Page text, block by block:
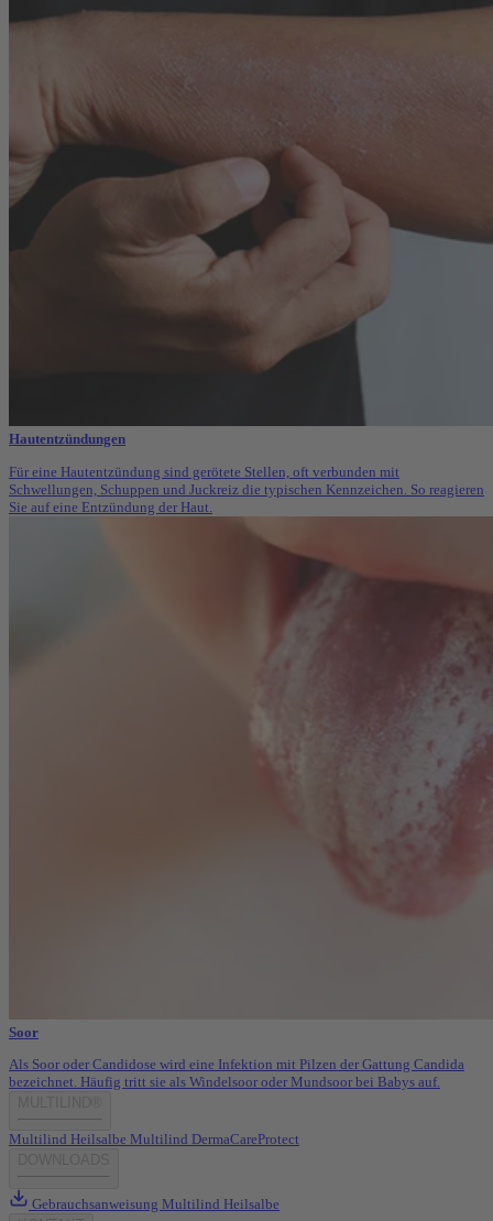
Hautentzündungen
Für eine Hautentzündung sind gerötete Stellen, oft verbunden mit
Schwellungen, Schuppen und Juckreiz die typischen Kennzeichen. So reagieren
Sie auf eine Entzündung der Haut.
Soor
Als Soor oder Candidose wird eine Infektion mit Pilzen der Gattung Candida
bezeichnet. Häufig tritt sie als Windelsoor oder Mundsoor bei Babys auf.
Multilind Heilsalbe Multilind DermaCareProtect
Gebrauchsanweisung Multilind Heilsalbe